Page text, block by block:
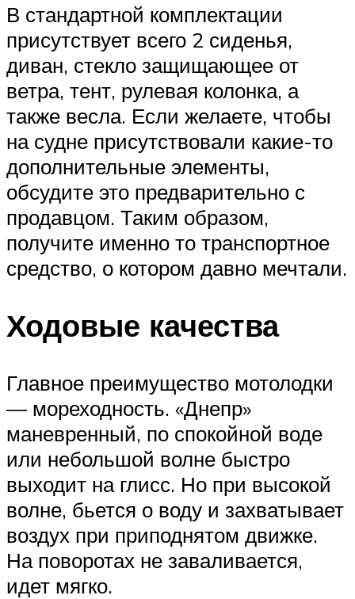
В стандартной комплектации
присутствует всего 2 сиденья,
диван, стекло защищающее от
ветра, тент, рулевая колонка, а
также весла. Если желаете, чтобы
на судне присутствовали какие-то
дополнительные элементы,
обсудите это предварительно с
продавцом. Таким образом,
получите именно то транспортное
средство, о котором давно мечтали.
Ходовые качества
Главное преимущество мотолодки
— мореходность. «Днепр»
маневренный, по спокойной воде
или небольшой волне быстро
выходит на глисс. Но при высокой
волне, бьется о воду и захватывает
воздух при приподнятом движке.
На поворотах не заваливается,
идет мягко.